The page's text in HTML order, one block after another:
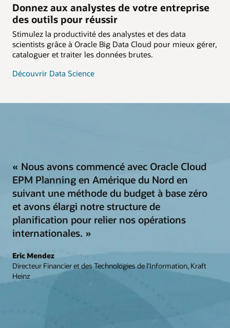
Donnez aux analystes de votre entreprise
des outils pour réussir
Stimulez la productivité des analystes et des data
scientists grâce à Oracle Big Data Cloud pour mieux gérer,
cataloguer et traiter les données brutes.
Découvrir Data Science
« Nous avons commencé avec Oracle Cloud
EPM Planning en Amérique du Nord en
suivant une méthode du budget à base zéro
et avons élargi notre structure de
planification pour relier nos opérations
internationales. »
Eric Mendez
Directeur Financier et des Technologies de l'Information, Kraft
Heinz